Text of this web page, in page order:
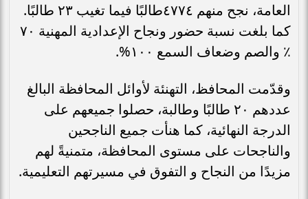
العامة، نجح منهم ٤٧٧٤طالبًا فيما تغيب ٢٣ طالبًا.
كما بلغت نسبة حضور ونجاح الإعدادية المهنية ٧٠
٪ والصم وضعاف السمع ١٠٠%.
وقدّمت المحافظ، التهنئة لأوائل المحافظة البالغ
عددهم ٢٠ طالبًا وطالبة، حصلوا جميعهم على
الدرجة النهائية، كما هنأت جميع الناجحين
والناجحات على مستوى المحافظة، متمنيةً لهم
مزيدًا من النجاح و التفوق في مسيرتهم التعليمية.